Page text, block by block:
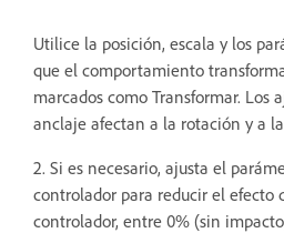
Utilice la posición, escala y los
que el comportamiento
marcados como Transformar. Los
anclaje afectan a la rotación y a
2. Si es necesario, ajusta el
controlador para reducir el efecto
controlador, entre 0% (sin